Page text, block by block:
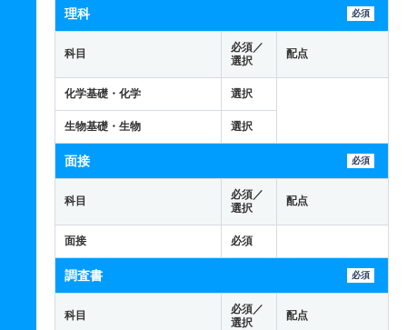
理科 必須
科目
必須／
選択
配点
化学基礎・化学 選択
生物基礎・生物 選択
面接 必須
科目
必須／
選択
配点
面接 必須
調査書 必須
科目
必須／
選択
配点